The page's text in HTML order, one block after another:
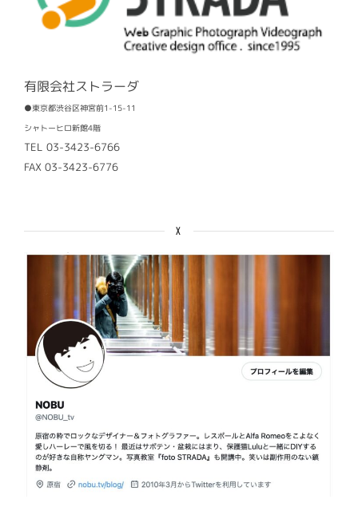
有限会社ストラーダ
●東京都渋谷区神宮前1-15-11
シャトーヒロ新館4階
TEL 03-3423-6766
FAX 03-3423-6776
X